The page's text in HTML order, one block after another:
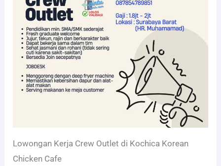
Lowongan Kerja Crew Outlet di Kochica Korean
Chicken Cafe